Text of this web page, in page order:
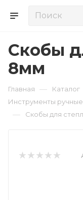
Скобы
8мм
Главная — Каталог
Инструменты ручные
— Скобы для